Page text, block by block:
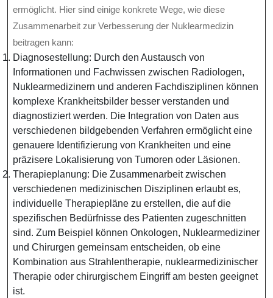
ermöglicht. Hier sind einige konkrete Wege, wie diese
Zusammenarbeit zur Verbesserung der Nuklearmedizin
beitragen kann:
Diagnosestellung: Durch den Austausch von
Informationen und Fachwissen zwischen Radiologen,
Nuklearmedizinern und anderen Fachdisziplinen können
komplexe Krankheitsbilder besser verstanden und
diagnostiziert werden. Die Integration von Daten aus
verschiedenen bildgebenden Verfahren ermöglicht eine
genauere Identifizierung von Krankheiten und eine
präzisere Lokalisierung von Tumoren oder Läsionen.
Therapieplanung: Die Zusammenarbeit zwischen
verschiedenen medizinischen Disziplinen erlaubt es,
individuelle Therapiepläne zu erstellen, die auf die
spezifischen Bedürfnisse des Patienten zugeschnitten
sind. Zum Beispiel können Onkologen, Nuklearmediziner
und Chirurgen gemeinsam entscheiden, ob eine
Kombination aus Strahlentherapie, nuklearmedizinischer
Therapie oder chirurgischem Eingriff am besten geeignet
ist.